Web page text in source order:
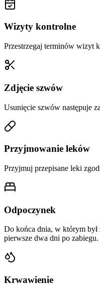
Wizyty kontrolne
Przestrzegaj terminów wizyt
Zdjęcie szwów
Usunięcie szwów następuje
Przyjmowanie leków
Przyjmuj przepisane leki
Odpoczynek
Do końca dnia, w którym był
pierwsze dwa dni po
Krwawienie